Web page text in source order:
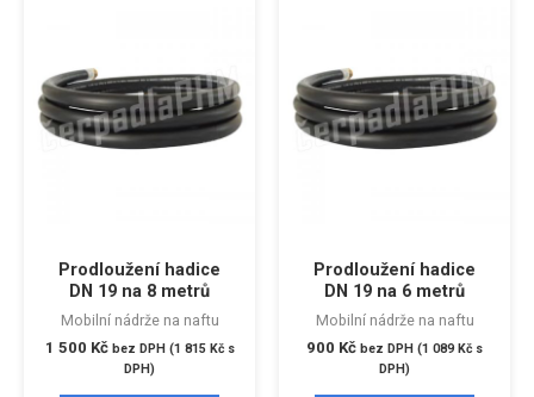
Prodloužení hadice
DN 19 na 8 metrů
Mobilní nádrže na naftu
1 500 Kč bez DPH (1 815 Kčs
DPH)
Prodloužení hadice
DN 19 na 6 metrů
Mobilní nádrže na naftu
900 Kč bez DPH (1 089Kč s
DPH)